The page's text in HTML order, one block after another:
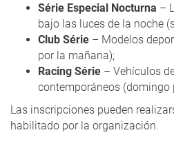
Série Especial Nocturna –
bajo las luces de la noche
Club Série – Modelos
por la mañana);
Racing Série – Vehículos
contemporáneos (domingo
Las inscripciones pueden
habilitado por la organización.